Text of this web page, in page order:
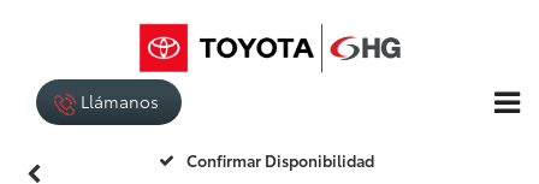
Llámanos
Confirmar Disponibilidad